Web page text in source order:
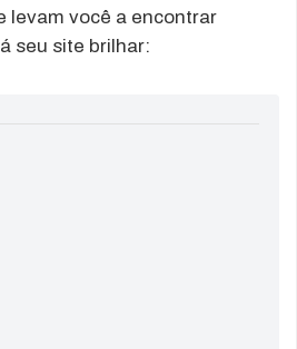
levam você a encontrar
seu site brilhar: